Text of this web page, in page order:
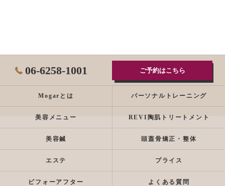
06-6258-1001 ご予約はこちら
Mogarとは パーソナルトレーニング
美容メニュー REVI陶肌トリートメント
美容鍼 頭蓋骨矯正・整体
エステ プライス
ビフォーアフター よくある質問